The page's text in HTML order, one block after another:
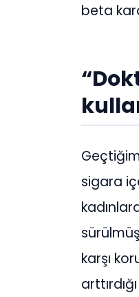
beta
sigara
karşı